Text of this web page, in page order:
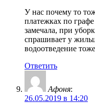
У нас почему то
платежках по
замечала, при
спрашивает у
водоотведение
Ответить
Афоня:
26.05.2019 в 14:20